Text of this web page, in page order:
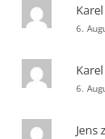
Karel
6.
Karel
6.
Jens